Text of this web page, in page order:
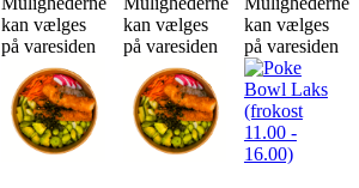
kan vælges
på varesiden
kan vælges
på varesiden
kan vælges
på varesiden